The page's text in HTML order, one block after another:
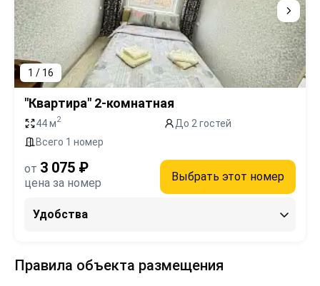
1 / 16
"Квартира" 2-комнатная
44 м2
До 2 гостей
Всего 1 номер
от 3 075 ₽
цена за номер Выбрать этот номер
Удобства
Правила объекта размещения